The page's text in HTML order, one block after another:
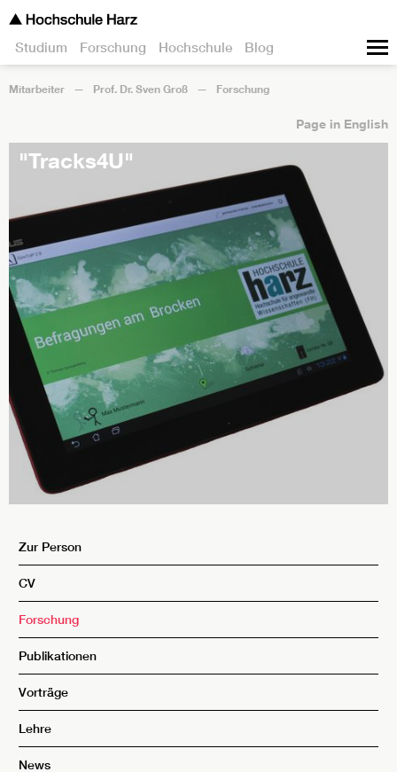
Studium Forschung Hochschule Blog
Mitarbeiter Prof. Dr. Sven Groß Forschung
Page in English
"Tracks4U"
Zur Person
CV
Forschung
Publikationen
Vorträge
Lehre
News